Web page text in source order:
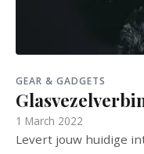
GEAR & GADGETS
1 March 2022
Levert jouw huidige